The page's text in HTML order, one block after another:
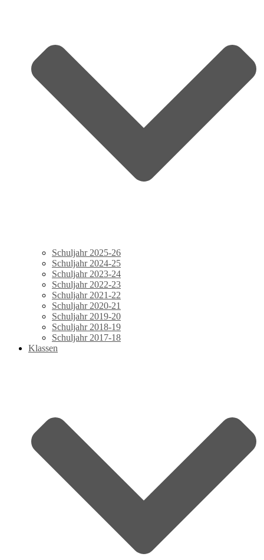
Schuljahr 2025-26
Schuljahr 2024-25
Schuljahr 2023-24
Schuljahr 2022-23
Schuljahr 2021-22
Schuljahr 2020-21
Schuljahr 2019-20
Schuljahr 2018-19
Schuljahr 2017-18
Klassen